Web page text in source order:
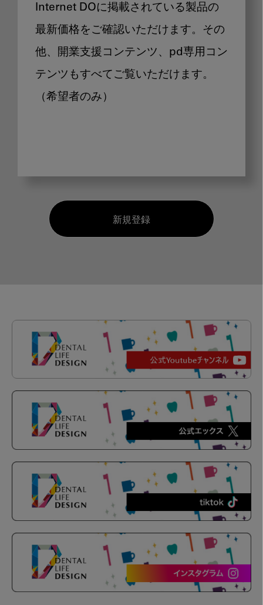
Internet DOに掲載されている製品の
最新価格をご確認いただけます。その
他、開業支援コンテンツ、pd専用コン
テンツもすべてご覧いただけます。
（希望者のみ）
新規登録